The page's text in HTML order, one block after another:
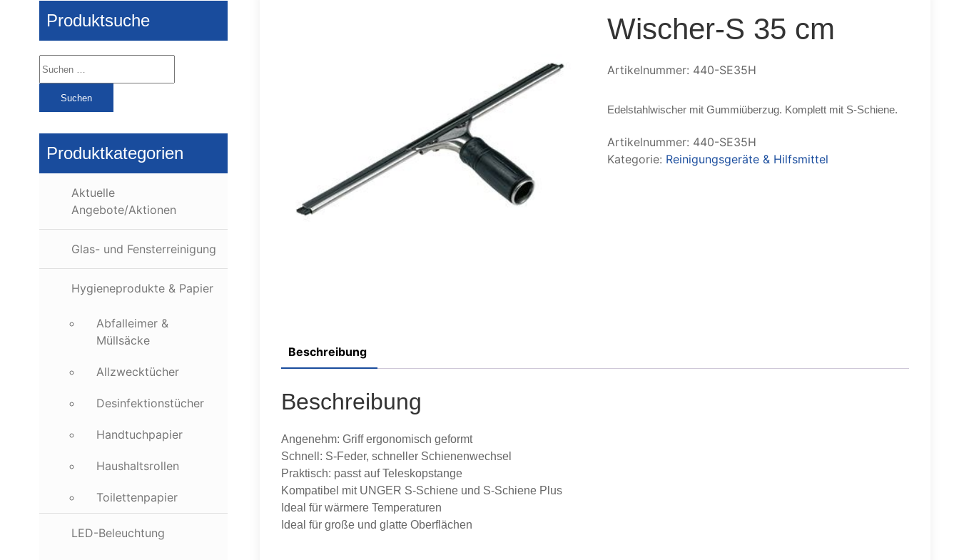
Produktsuche
Suchen
nach:
Produktkategorien
Aktuelle
Angebote/Aktionen
Glas- und Fensterreinigung
Hygieneprodukte & Papier
Abfalleimer &
Müllsäcke
Allzwecktücher
Desinfektionstücher
Handtuchpapier
Haushaltsrollen
Toilettenpapier
LED-Beleuchtung
Wischer-S 35 cm
Artikelnummer: 440-SE35H
Edelstahlwischer mit Gummiüberzug. Komplett mit S-Schiene.
Artikelnummer: 440-SE35H
Kategorie: Reinigungsgeräte & Hilfsmittel
Beschreibung
Beschreibung
Angenehm: Griff ergonomisch geformt
Schnell: S-Feder, schneller Schienenwechsel
Praktisch: passt auf Teleskopstange
Kompatibel mit UNGER S-Schiene und S-Schiene Plus
Ideal für wärmere Temperaturen
Ideal für große und glatte Oberflächen